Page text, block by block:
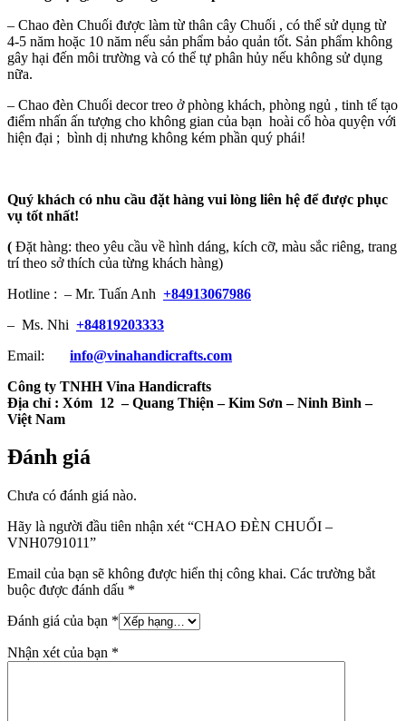
– Chao đèn Chuối được làm từ thân cây Chuối , có thể sử dụng từ
4-5 năm hoặc 10 năm nếu sản phẩm bảo quản tốt. Sản phẩm không
gây hại đến môi trường và có thể tự phân hủy nếu không sử dụng
nữa.
– Chao đèn Chuối decor treo ở phòng khách, phòng ngủ , tinh tế tạo
điểm nhấn ấn tượng cho không gian của bạn hoài cổ hòa quyện với
hiện đại ; bình dị nhưng không kém phần quý phái!
Quý khách có nhu cầu đặt hàng vui lòng liên hệ để được phục
vụ tốt nhất!
( Đặt hàng: theo yêu cầu về hình dáng, kích cỡ, màu sắc riêng, trang
trí theo sở thích của từng khách hàng)
Hotline : – Mr. Tuấn Anh +84913067986
– Ms. Nhi +84819203333
Email: info@vinahandicrafts.com
Công ty TNHH Vina Handicrafts
Địa chỉ : Xóm 12 – Quang Thiện – Kim Sơn – Ninh Bình –
Việt Nam
Đánh giá
Chưa có đánh giá nào.
Hãy là người đầu tiên nhận xét “CHAO ĐÈN CHUỐI –
VNH0791011”
Email của bạn sẽ không được hiển thị công khai. Các trường bắt
buộc được đánh dấu *
Đánh giá của bạn *
Nhận xét của bạn *